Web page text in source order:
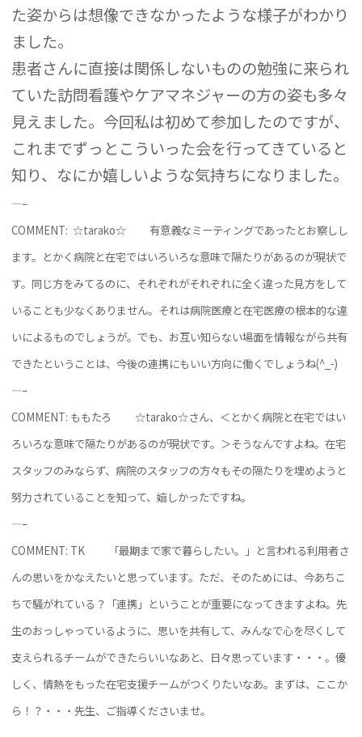
た姿からは想像できなかったような様子がわかり
ました。
患者さんに直接は関係しないものの勉強に来られ
ていた訪問看護やケアマネジャーの方の姿も多々
見えました。今回私は初めて参加したのですが、
これまでずっとこういった会を行ってきていると
知り、なにか嬉しいような気持ちになりました。
—–
COMMENT: ☆tarako☆ 有意義なミーティングであったとお察しし
ます。とかく病院と在宅ではいろいろな意味で隔たりがあるのが現状で
す。同じ方をみてるのに、それぞれがそれぞれに全く違った見方をして
いることも少なくありません。それは病院医療と在宅医療の根本的な違
いによるものでしょうが。でも、お互い知らない場面を情報ながら共有
できたということは、今後の連携にもいい方向に働くでしょうね(^_-)
—–
COMMENT: ももたろ☆tarako☆さん、＜とかく病院と在宅ではい
ろいろな意味で隔たりがあるのが現状です。＞そうなんですよね。在宅
スタッフのみならず、病院のスタッフの方々もその隔たりを埋めようと
努力されていることを知って、嬉しかったですね。
—–
COMMENT: TK
「最期まで家で暮らしたい。」と言われる利用者さ
んの思いをかなえたいと思っています。ただ、そのためには、今あちこ
ちで騒がれている？「連携」ということが重要になってきますよね。先
生のおっしゃっているように、思いを共有して、みんなで心を尽くして
支えられるチームができたらいいなあと、日々思っています・・・。優
しく、情熱をもった在宅支援チームがつくりたいなあ。 まずは、ここか
ら！？・・・先生、ご指導くださいませ。